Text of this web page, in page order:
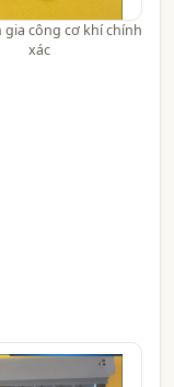
gia công cơ khí chính
xác